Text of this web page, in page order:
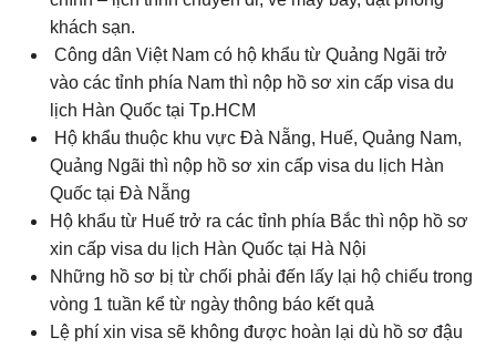
khách sạn.
Công dân Việt Nam có hộ khẩu từ Quảng Ngãi trở
vào các tỉnh phía Nam thì nộp hồ sơ xin cấp visa du
lịch Hàn Quốc tại Tp.HCM
Hộ khẩu thuộc khu vực Đà Nẵng, Huế, Quảng Nam,
Quảng Ngãi thì nộp hồ sơ xin cấp visa du lịch Hàn
Quốc tại Đà Nẵng
Hộ khẩu từ Huế trở ra các tỉnh phía Bắc thì nộp hồ sơ
xin cấp visa du lịch Hàn Quốc tại Hà Nội
Những hồ sơ bị từ chối phải đến lấy lại hộ chiếu trong
vòng 1 tuần kể từ ngày thông báo kết quả
Lệ phí xin visa sẽ không được hoàn lại dù hồ sơ đậu